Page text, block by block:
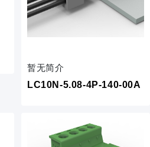
暂无简介
LC10N-5.08-4P-140-00A